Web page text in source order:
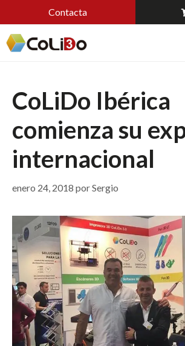
Contacta
CoLiDo Ibérica
comienza su
internacional
enero 24, 2018 porSergio